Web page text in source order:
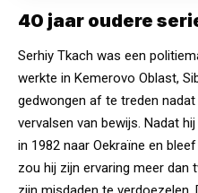
40 jaar oudere
Serhiy Tkach was een
werkte in Kemerovo Oblast,
gedwongen af te treden
vervalsen van bewijs. Nadat
in 1982 naar Oekraïne en
zou hij zijn ervaring meer dan